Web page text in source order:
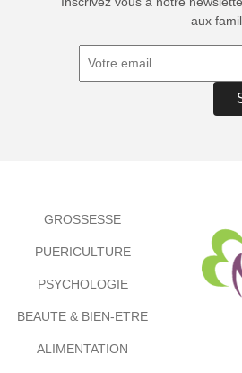
aux
GROSSESSE
PUERICULTURE
PSYCHOLOGIE
BEAUTE & BIEN-ETRE
ALIMENTATION